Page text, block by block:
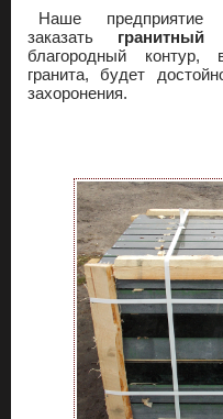
Наше предприятие
заказать
благородный контур,
гранита, будет
захоронения.